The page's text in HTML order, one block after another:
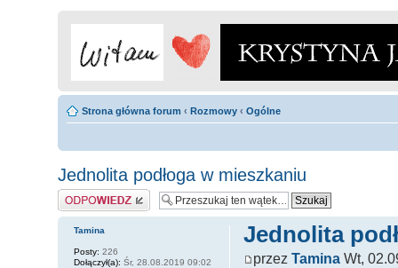
Strona główna forum ‹ Rozmowy ‹ Ogólne
Jednolita podłoga w mieszkaniu
Odpowiedz
Jednolita
przezTamina Wt,
Tamina
Posty: 226
Dołączył(a): Śr, 28.08.2019 09:02